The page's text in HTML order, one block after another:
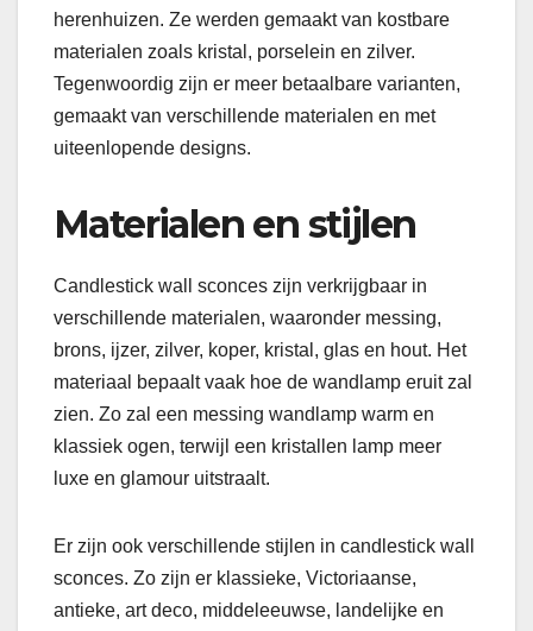
herenhuizen. Ze werden gemaakt van kostbare
materialen zoals kristal, porselein en zilver.
Tegenwoordig zijn er meer betaalbare varianten,
gemaakt van verschillende materialen en met
uiteenlopende designs.
Materialen en stijlen
Candlestick wall sconces zijn verkrijgbaar in
verschillende materialen, waaronder messing,
brons, ijzer, zilver, koper, kristal, glas en hout. Het
materiaal bepaalt vaak hoe de wandlamp eruit zal
zien. Zo zal een messing wandlamp warm en
klassiek ogen, terwijl een kristallen lamp meer
luxe en glamour uitstraalt.
Er zijn ook verschillende stijlen in candlestick wall
sconces. Zo zijn er klassieke, Victoriaanse,
antieke, art deco, middeleeuwse, landelijke en